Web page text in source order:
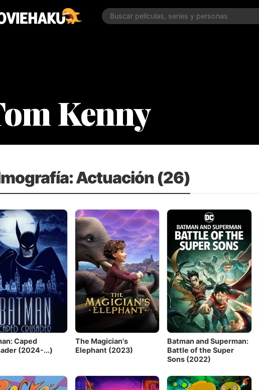
Kenny
Actuación (26)
Caped
(2024-...)
The Magician's
Elephant (2023)
Batman and Superman:
Battle of the Super
Sons (2022)